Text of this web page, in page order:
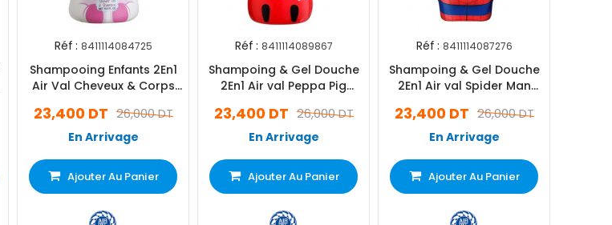
Réf : 8411114084725
Shampooing Enfants 2En1
Air Val Cheveux & Corps
26,000 DT
23,400 DT
En Arrivage
Ajouter Au Panier
Réf : 8411114089867
Shampoing & Gel Douche
2En1 Air val Peppa Pig
26,000 DT
23,400 DT
En Arrivage
Ajouter Au Panier
Réf : 8411114087276
Shampoing & Gel Douche
2En1 Air val Spider Man
26,000 DT
23,400 DT
En Arrivage
Ajouter Au Panier